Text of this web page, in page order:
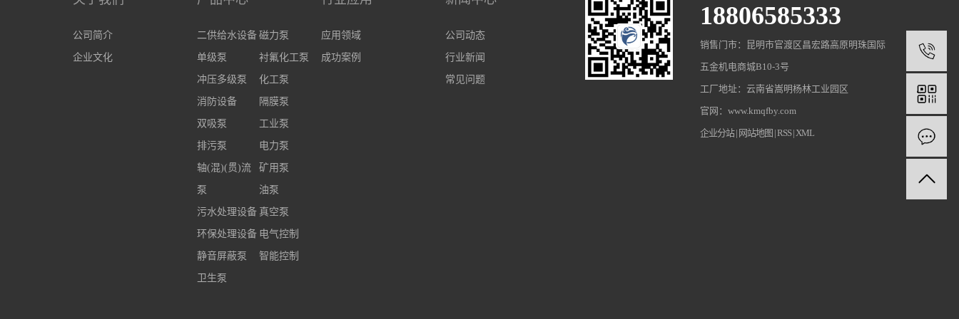
公司简介
企业文化
二供给水设备
单级泵
冲压多级泵
消防设备
双吸泵
排污泵
轴(混)(贯)流
泵
污水处理设备
环保处理设备
静音屏蔽泵
卫生泵
磁力泵
衬氟化工泵
化工泵
隔膜泵
工业泵
电力泵
矿用泵
油泵
真空泵
电气控制
智能控制
应用领域
成功案例
公司动态
行业新闻
常见问题
18806585333
销售门市：昆明市官渡区昌宏路高原明珠国际
五金机电商城B10-3号
工厂地址：云南省嵩明杨林工业园区
官网：www.kmqfby.com
企业分站| 网站地图 |RSS|XML